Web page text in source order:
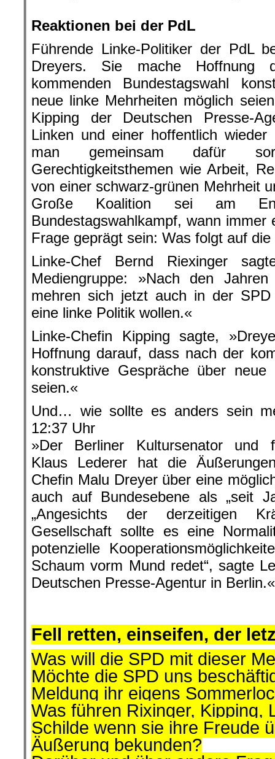
Reaktionen bei der PdL
Führende Linke-Politiker der PdL
Dreyers. Sie mache Hoffnung
kommenden Bundestagswahl
neue linke Mehrheiten möglich
Kipping der Deutschen Presse-
Linken und einer hoffentlich
man gemeinsam dafür
Gerechtigkeitsthemen wie Arbeit,
von einer schwarz-grünen Mehrheit
Große Koalition sei am
Bundestagswahlkampf, wann
Frage geprägt sein: Was folgt auf
Linke-Chef Bernd Riexinger
Mediengruppe: »Nach den
mehren sich jetzt auch in der
eine linke Politik wollen.«
Linke-Chefin Kipping sagte,
Hoffnung darauf, dass nach der
konstruktive Gespräche über neue
seien.«
Und… wie sollte es anders sein
12:37 Uhr
»Der Berliner Kultursenator und
Klaus Lederer hat die
Chefin Malu Dreyer über eine
auch auf Bundesebene als „seit
„Angesichts der derzeitigen
Gesellschaft sollte es eine
potenzielle
Schaum vorm Mund redet“, sagte
Deutschen Presse-Agentur in Berlin.«
Fell retten, einseifen, der
Was will die SPD mit dieser
Möchte die SPD uns
Meldung ihr eigens
Was führen Rixinger, Kipping,
Schilde wenn sie ihre Freude
Äußerung bekunden?